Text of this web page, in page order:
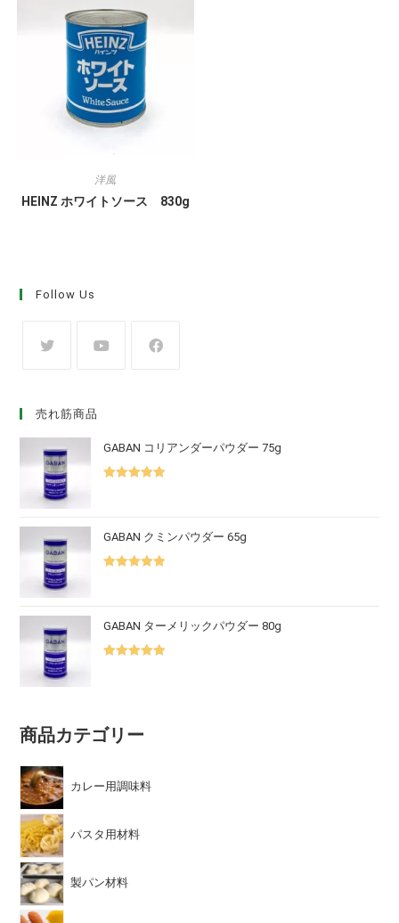
洋風
HEINZ ホワイトソース 830g
Follow Us
売れ筋商品
GABAN コリアンダーパウダー 75g
GABAN クミンパウダー 65g
GABAN ターメリックパウダー 80g
商品カテゴリー
カレー用調味料
パスタ用材料
製パン材料